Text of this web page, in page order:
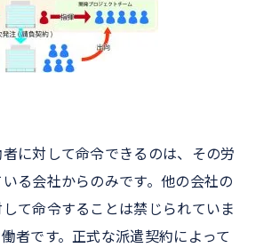
に対して命令できるのは、その労
る会社からのみです。他の会社の
て命令することは禁じられていま
者です。正式な派遣契約によって